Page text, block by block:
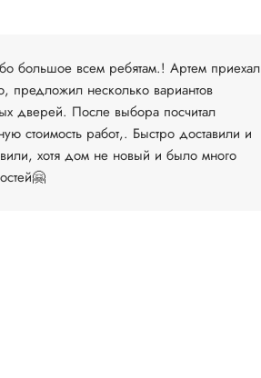
большое всем ребятам.! Артем приехал
предложил несколько вариантов
дверей. После выбора посчитал
стоимость работ,. Быстро доставили и
хотя дом не новый и было много